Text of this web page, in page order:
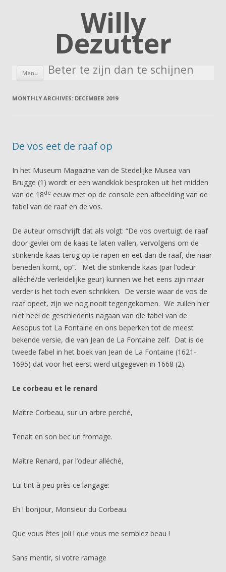
Willy
Dezutter
Beter te zijn dan te schijnen
Menu Skip to content
MONTHLY ARCHIVES: DECEMBER 2019
De vos eet de raaf op
In het Museum Magazine van de Stedelijke Musea van
Brugge (1) wordt er een wandklok besproken uit het midden
van de 18de eeuw met op de console een afbeelding van de
fabel van de raaf en de vos.
De auteur omschrijft dat als volgt: “De vos overtuigt de raaf
door gevlei om de kaas te laten vallen, vervolgens om de
stinkende kaas terug op te rapen en eet dan de raaf, die naar
beneden komt, op”. Met die stinkende kaas (par l’odeur
alléché/de verleidelijke geur) kunnen we het eens zijn maar
verder is het toch even schrikken. De versie waar de vos de
raaf opeet, zijn we nog nooit tegengekomen. We zullen hier
niet heel de geschiedenis nagaan van die fabel van de
Aesopus tot La Fontaine en ons beperken tot de meest
bekende versie, die van Jean de La Fontaine zelf. Dat is de
tweede fabel in het boek van Jean de La Fontaine (1621-
1695) dat voor het eerst werd uitgegeven in 1668 (2).
Le corbeau et le renard
Maître Corbeau, sur un arbre perché,
Tenait en son bec un fromage.
Maître Renard, par l’odeur alléché,
Lui tint à peu près ce langage:
Eh ! bonjour, Monsieur du Corbeau.
Que vous êtes joli ! que vous me semblez beau !
Sans mentir, si votre ramage